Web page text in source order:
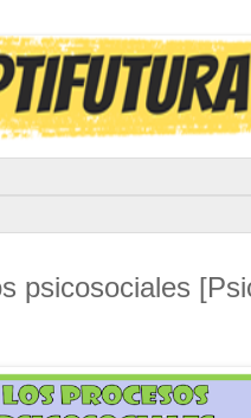
psicosociales